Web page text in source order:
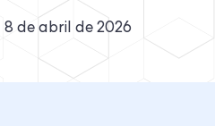
8 de abril de 2026